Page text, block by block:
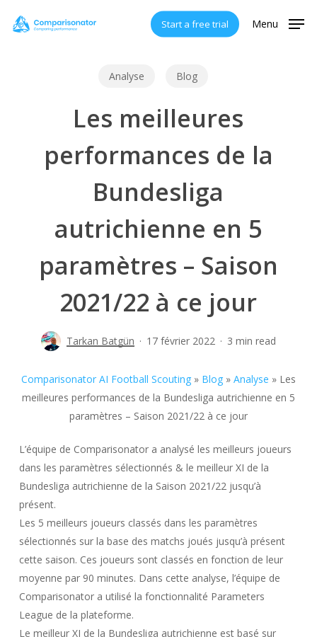
Start a free trial Menu
Analyse Blog
Les meilleures
performances de la
Bundesliga
autrichienne en 5
paramètres – Saison
2021/22 à ce jour
Tarkan Batgün 17 février 2022 3 min read
Comparisonator AI Football Scouting» Blog» Analyse » Les
meilleures performances de la Bundesliga autrichienne en 5
paramètres – Saison 2021/22 à ce jour
L’équipe de Comparisonator a analysé les meilleurs joueurs
dans les paramètres sélectionnés & le meilleur XI de la
Bundesliga autrichienne de la Saison 2021/22 jusqu’à
présent.
Les 5 meilleurs joueurs classés dans les paramètres
sélectionnés sur la base des matchs joués jusqu’à présent
cette saison. Ces joueurs sont classés en fonction de leur
moyenne par 90 minutes. Dans cette analyse, l’équipe de
Comparisonator a utilisé la fonctionnalité Parameters
League de la plateforme.
Le meilleur XI de la Bundesliga autrichienne est basé sur